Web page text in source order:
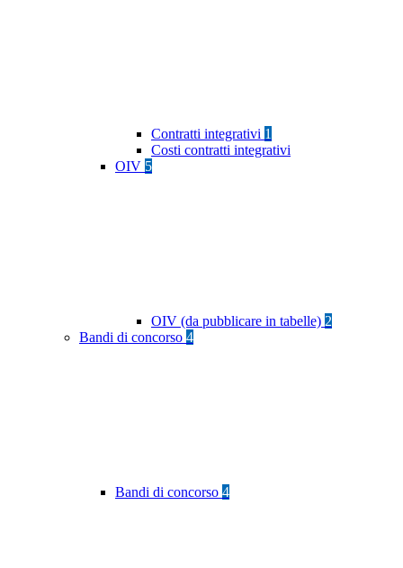
Contratti integrativi 1
Costi contratti integrativi
OIV 5
OIV (da pubblicare in tabelle) 2
Bandi di concorso 4
Bandi di concorso 4